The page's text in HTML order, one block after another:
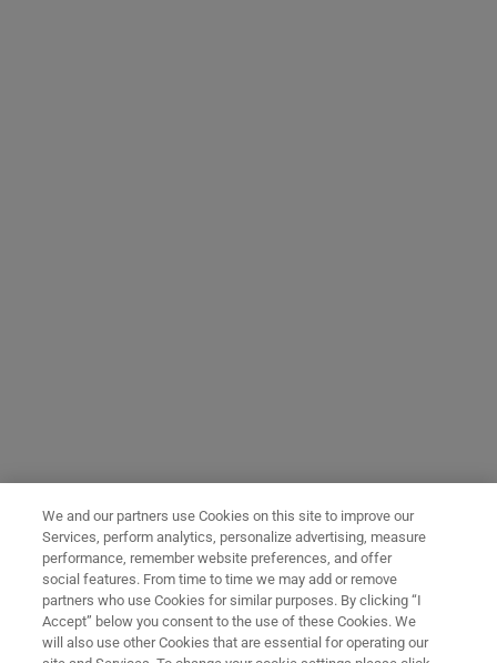
We and our partners use Cookies on this site to improve our
Services, perform analytics, personalize advertising, measure
performance, remember website preferences, and offer
social features. From time to time we may add or remove
partners who use Cookies for similar purposes. By clicking “I
Accept” below you consent to the use of these Cookies. We
will also use other Cookies that are essential for operating our